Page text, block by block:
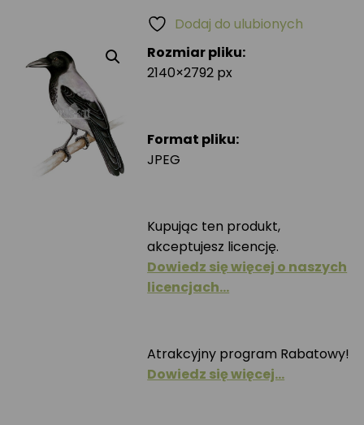
Rozmiar pliku:
2140×2792 px
Format pliku:
JPEG
Kupując ten produkt,
akceptujesz licencję.
Dowiedz się więcej o naszych
licencjach…
Atrakcyjny program Rabatowy!
Dowiedz się więcej…
Dodaj do ulubionych